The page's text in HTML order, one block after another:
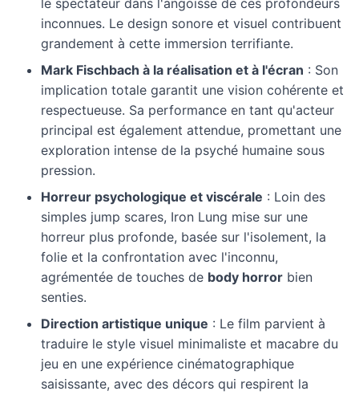
le spectateur dans l'angoisse de ces profondeurs
inconnues. Le design sonore et visuel contribuent
grandement à cette immersion terrifiante.
Mark Fischbach à la réalisation et à l'écran : Son
implication totale garantit une vision cohérente et
respectueuse. Sa performance en tant qu'acteur
principal est également attendue, promettant une
exploration intense de la psyché humaine sous
pression.
Horreur psychologique et viscérale : Loin des
simples jump scares, Iron Lung mise sur une
horreur plus profonde, basée sur l'isolement, la
folie et la confrontation avec l'inconnu,
agrémentée de touches de body horror bien
senties.
Direction artistique unique : Le film parvient à
traduire le style visuel minimaliste et macabre du
jeu en une expérience cinématographique
saisissante, avec des décors qui respirent la